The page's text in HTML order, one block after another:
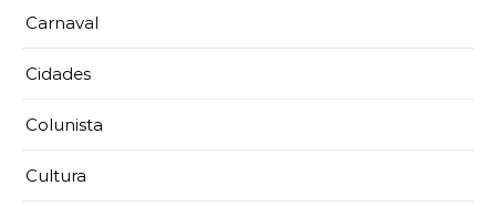
Carnaval
Cidades
Colunista
Cultura